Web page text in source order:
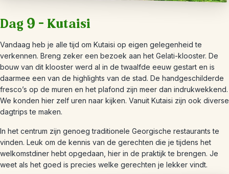
Dag 9 – Kutaisi
Vandaag heb je alle tijd om Kutaisi op eigen gelegenheid te
verkennen. Breng zeker een bezoek aan het Gelati-klooster. De
bouw van dit klooster werd al in de twaalfde eeuw gestart en is
daarmee een van de highlights van de stad. De handgeschilderde
fresco’s op de muren en het plafond zijn meer dan indrukwekkend.
We konden hier zelf uren naar kijken. Vanuit Kutaisi zijn ook diverse
dagtrips te maken.
In het centrum zijn genoeg traditionele Georgische restaurants te
vinden. Leuk om de kennis van de gerechten die je tijdens het
welkomstdiner hebt opgedaan, hier in de praktijk te brengen. Je
weet als het goed is precies welke gerechten je lekker vindt.